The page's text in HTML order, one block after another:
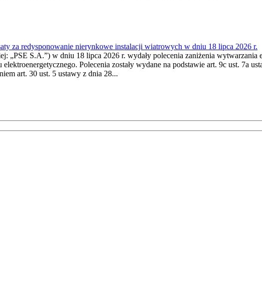
za redysponowanie nierynkowe instalacji wiatrowych w dniu 18 lipca 2026 r.
„PSE S.A.”) w dniu 18 lipca 2026 r. wydały polecenia zaniżenia
Polecenia zostały wydane na podstawie art. 9c ust. 7a
art. 30 ust. 5 ustawy z dnia 28...